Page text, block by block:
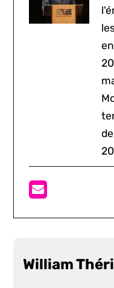
William